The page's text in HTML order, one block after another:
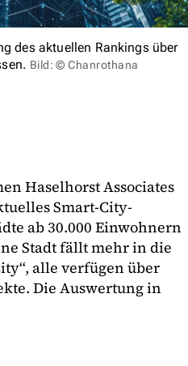
des aktuellen Rankings über
Bild: © Chanrothana
Haselhorst Associates
Smart-City-
ab 30.000 Einwohnern
Stadt fällt mehr in die
alle verfügen über
Die Auswertung in